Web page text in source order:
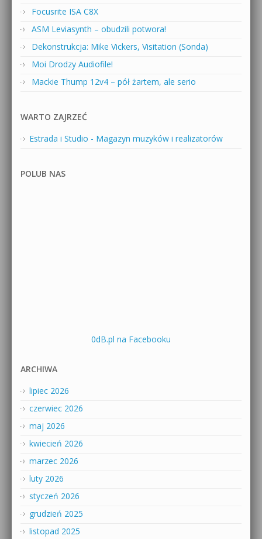
Focusrite ISA C8X
ASM Leviasynth – obudzili potwora!
Dekonstrukcja: Mike Vickers, Visitation (Sonda)
Moi Drodzy Audiofile!
Mackie Thump 12v4 – pół żartem, ale serio
WARTO ZAJRZEĆ
Estrada i Studio - Magazyn muzyków i realizatorów
POLUB NAS
0dB.pl na Facebooku
ARCHIWA
lipiec 2026
czerwiec 2026
maj 2026
kwiecień 2026
marzec 2026
luty 2026
styczeń 2026
grudzień 2025
listopad 2025